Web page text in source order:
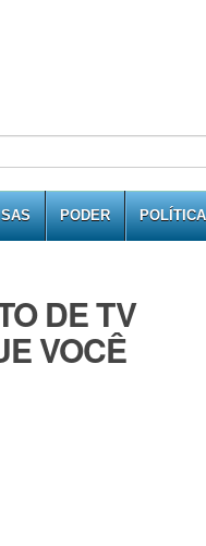
PODER POLÍTICA
DE TV
VOCÊ